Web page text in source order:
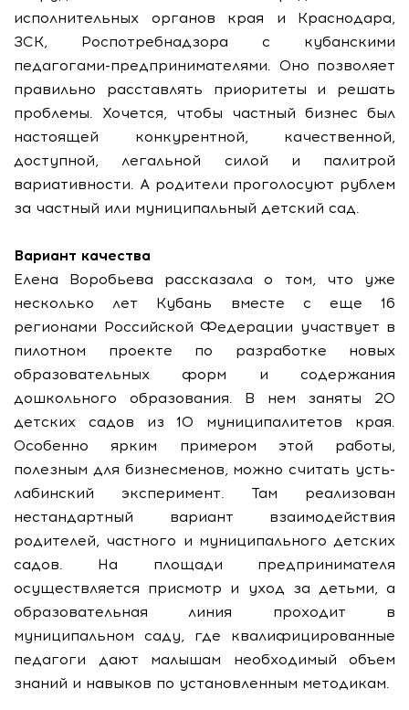
исполнительных органов края и Краснодара,
ЗСК, Роспотребнадзора с кубанскими
педагогами-предпринимателями. Оно позволяет
правильно расставлять приоритеты и решать
проблемы. Хочется, чтобы частный бизнес был
настоящей конкурентной, качественной,
доступной, легальной силой и палитрой
вариативности. А родители проголосуют рублем
за частный или муниципальный детский сад.
Вариант качества
Елена Воробьева рассказала о том, что уже
несколько лет Кубань вместе с еще 16
регионами Российской Федерации участвует в
пилотном проекте по разработке новых
образовательных форм и содержания
дошкольного образования. В нем заняты 20
детских садов из 10 муниципалитетов края.
Особенно ярким примером этой работы,
полезным для бизнесменов, можно считать усть-
лабинский эксперимент. Там реализован
нестандартный вариант взаимодействия
родителей, частного и муниципального детских
садов. На площади предпринимателя
осуществляется присмотр и уход за детьми, а
образовательная линия проходит в
муниципальном саду, где квалифицированные
педагоги дают малышам необходимый объем
знаний и навыков по установленным методикам.